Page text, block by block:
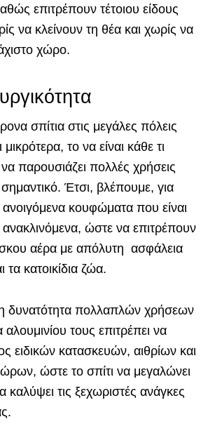
επιτρέπουν τέτοιου είδους
να κλείνουν τη θέα και χωρίς να
χώρο.
σπίτια στις μεγάλες πόλεις
μικρότερα, το να είναι κάθε τι
να παρουσιάζει πολλές χρήσεις
σημαντικό. Έτσι, βλέπουμε, για
κουφώματα που είναι
ανακλινόμενα, ώστε να επιτρέπουν
αέρα με απόλυτη ασφάλεια
τα κατοικίδια ζώα.
δυνατότητα πολλαπλών χρήσεων
τους επιτρέπει να
ειδικών κατασκευών, αιθρίων και
ώστε το σπίτι να μεγαλώνει
καλύψει τις ξεχωριστές ανάγκες